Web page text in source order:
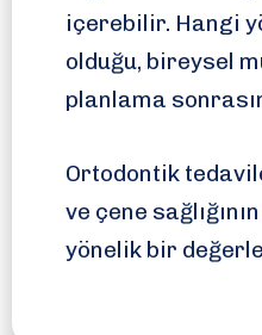
içerebilir. Hangi
olduğu, bireysel
planlama
Ortodontik
ve çene
yönelik bir